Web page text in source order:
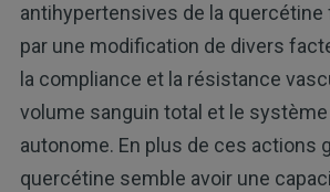
antihypertensives de la
par une modification de divers
la compliance et la résistance
volume sanguin total et le
autonome. En plus de ces actions
quercétine semble avoir une